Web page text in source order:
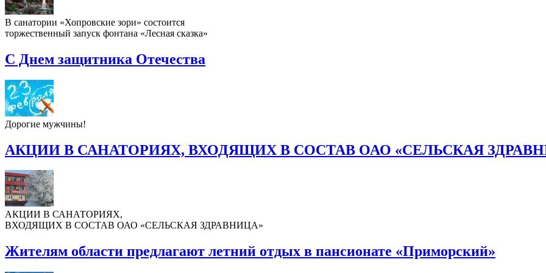
В санатории «Хопровские зори» состоится
торжественный запуск фонтана «Лесная сказка»
С Днем защитника Отечества
Дорогие мужчины!
АКЦИИ В САНАТОРИЯХ, ВХОДЯЩИХ В СОСТАВ ОАО «СЕЛЬСКАЯ
АКЦИИ В САНАТОРИЯХ,
ВХОДЯЩИХ В СОСТАВ ОАО «СЕЛЬСКАЯ ЗДРАВНИЦА»
Жителям области предлагают летний отдых в пансионате «Приморский»